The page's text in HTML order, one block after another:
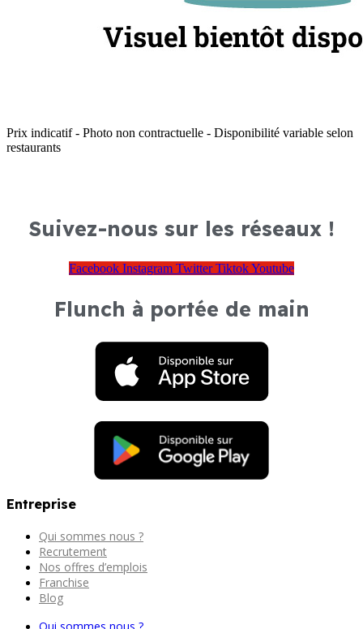
Prix indicatif - Photo non contractuelle - Disponibilité variable selon
restaurants
Suivez-nous sur les réseaux !
Facebook Instagram Twitter TiktokYoutube
Flunch à portée de main
Entreprise
Qui sommes nous ?
Recrutement
Nos offres d’emplois
Franchise
Blog